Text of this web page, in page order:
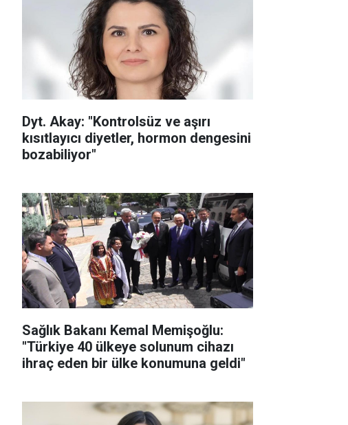
Dyt. Akay: "Kontrolsüz ve aşırı
kısıtlayıcı diyetler, hormon dengesini
bozabiliyor"
Sağlık Bakanı Kemal Memişoğlu:
"Türkiye 40 ülkeye solunum cihazı
ihraç eden bir ülke konumuna geldi"